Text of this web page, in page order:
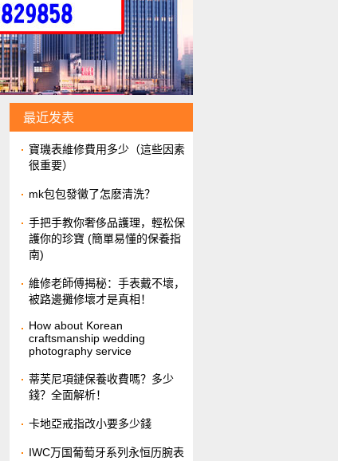
最近发表
​寶璣表維修費用多少（這些因素
很重要）
​mk包包發黴了怎麽清洗？
​手把手教你奢侈品護理，輕松保
護你的珍寶 (簡單易懂的保養指
南)
維修老師傅揭秘：手表戴不壞，
被路邊攤修壞才是真相！
How about Korean
craftsmanship wedding
photography service
​蒂芙尼項鏈保養收費嗎？多少
錢？全面解析！
​卡地亞戒指改小要多少錢
IWC万国葡萄牙系列永恒历腕表